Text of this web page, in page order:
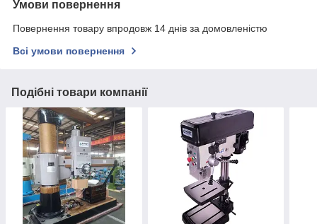
Умови повернення
Повернення товару впродовж 14 днів за домовленістю
Всі умови повернення
Подібні товари компанії